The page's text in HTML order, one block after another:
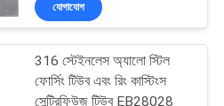
যোগাযোগ
316 স্টেইনলেস অ্যালো স্টিল
ফোর্সিং টিউব এবং রিং কাস্টিংস
সেন্ট্রিফিউজ টিউব EB28028